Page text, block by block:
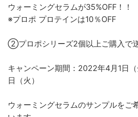
ウォーミングセラムが35%OFF！！
※プロポ プロテインは10％OFF
②プロポシリーズ2個以上ご購入で
キャンペーン期間：2022年4月1日
日（火）
ウォーミングセラムのサンプルをご